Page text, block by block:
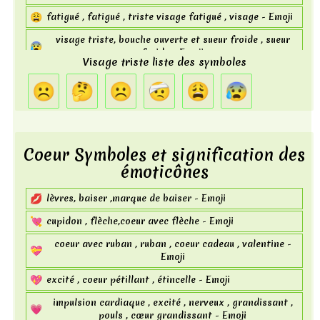
📴 cellule , telephone , téléphone , mobile , off , téléphone
mobile éteint - Emoji
🔱
emblème du trident , navire , trident , tool , emblème ,
ancre - Emoji
ℹ️ information , i , source d'information - Emoji
Ⓜ️
encerclé M , m , cercle , lettre majuscule latine m
- Emoji
😩 fatigué , fatigué , triste visage fatigué , visage - Emoji
😰
visage triste, bouche ouverte et sueur froide , sueur
froide - Emoji
Visage triste liste des symboles
☹ 🤔 ☹️ 🤕 😩 😰
Coeur Symboles et signification des
émoticônes
💋 lèvres, baiser ,marque de baiser - Emoji
💘 cupidon , flèche,coeur avec flèche - Emoji
💝
coeur avec ruban , ruban , coeur cadeau , valentine -
Emoji
💖 excité , coeur pétillant , étincelle - Emoji
💗
impulsion cardiaque , excité , nerveux , grandissant ,
pouls , cœur grandissant - Emoji